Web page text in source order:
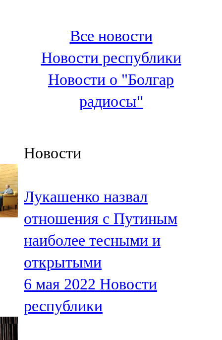
100,3 FM
Зәй
106,6 FM
Кадыбаш
105,2 FM
91,5 FM
106,1 FM
Кама тамагы
71,51 FM
Кукмара
107,9 FM
Лениногорский
Все новости
Новости республики
Новости о "Болгар
радиосы"
Новости
Лукашенко назвал
отношения с Путиным
наиболее тесными и
открытыми
6 мая 2022 Новости
республики